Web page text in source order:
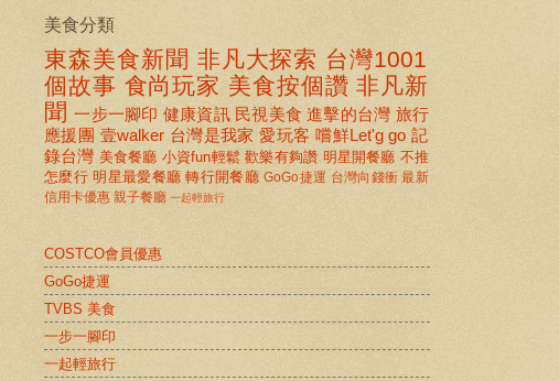
美食分類
東森美食新聞 非凡大探索 台灣1001
個故事 食尚玩家 美食按個讚 非凡新
聞 一步一腳印 健康資訊 民視美食 進擊的台灣 旅行
應援團 壹walker 台灣是我家 愛玩客 嚐鮮Let'g go 記
錄台灣 美食餐廳 小資fun輕鬆 歡樂有夠讚 明星開餐廳 不推
怎麼行 明星最愛餐廳 轉行開餐廳 GoGo捷運 台灣向錢衝 最新
信用卡優惠 親子餐廳 一起輕旅行
COSTCO會員優惠
GoGo捷運
TVBS 美食
一步一腳印
一起輕旅行